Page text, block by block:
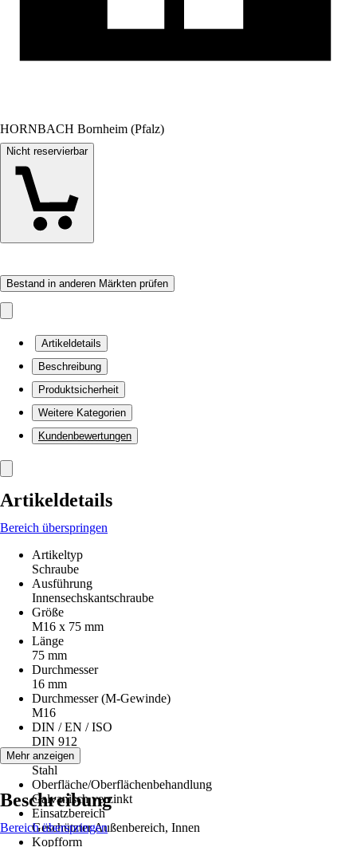
HORNBACH Bornheim (Pfalz)
Nicht reservierbar
Bestand in anderen Märkten prüfen
Artikeldetails
Beschreibung
Produktsicherheit
Weitere Kategorien
Kundenbewertungen
Artikeldetails
Bereich überspringen
Artikeltyp
Schraube
Ausführung
Innensechskantschraube
Größe
M16 x 75 mm
Länge
75 mm
Durchmesser
16 mm
Durchmesser (M-Gewinde)
M16
DIN / EN / ISO
DIN 912
Material
Stahl
Oberfläche/Oberflächenbehandlung
Galvanisch verzinkt
Einsatzbereich
Geschützter Außenbereich, Innen
Kopfform
Mehr anzeigen
Beschreibung
Bereich überspringen